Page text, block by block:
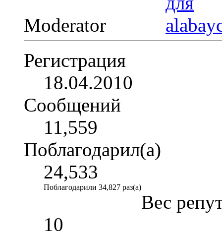
Moderator
Регистрация
18.04.2010
Сообщений
11,559
Поблагодарил(а)
24,533
Поблагодарили 34,827 раз(а)
Вес
10